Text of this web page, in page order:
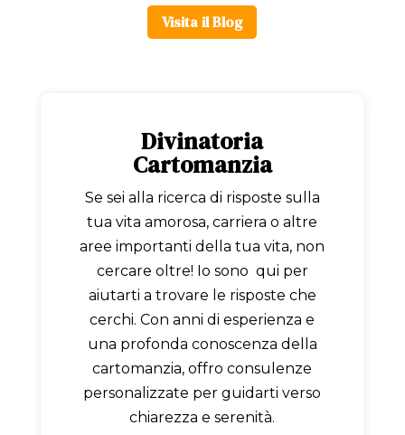
Visita il Blog
Divinatoria
Cartomanzia
Se sei alla ricerca di risposte sulla
tua vita amorosa, carriera o altre
aree importanti della tua vita, non
cercare oltre! Io sono qui per
aiutarti a trovare le risposte che
cerchi. Con anni di esperienza e
una profonda conoscenza della
cartomanzia, offro consulenze
personalizzate per guidarti verso
chiarezza e serenità.